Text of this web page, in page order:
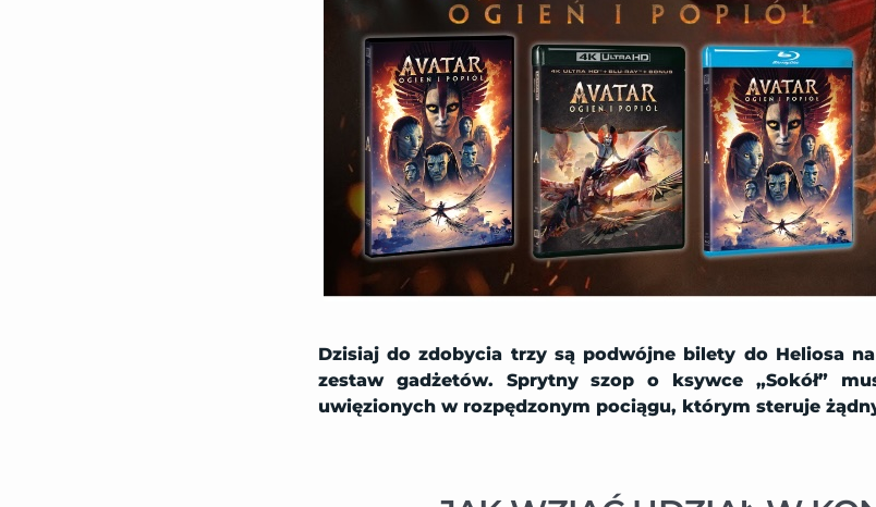
Dzisiaj do zdobycia trzy są podwójne bilety do Heliosa
zestaw gadżetów. Sprytny szop o ksywce „Sokół”
uwięzionych w rozpędzonym pociągu, którym steruje